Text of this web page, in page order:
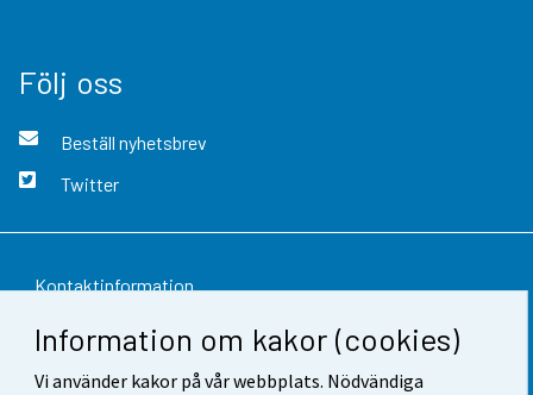
Information om kakor (cookies)
Vi använder kakor på vår webbplats. Nödvändiga
Följ oss
Beställ nyhetsbrev
Twitter
Kontaktinformation
Respons
Användarvillkor